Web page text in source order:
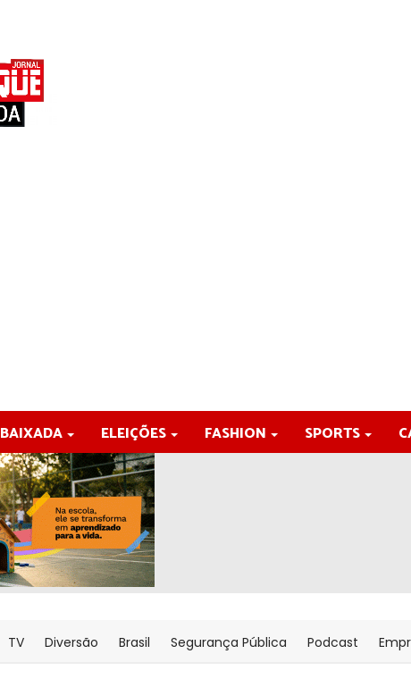
BAIXADA ELEIÇÕES FASHION SPORTS
TV Diversão Brasil Segurança Pública Podcast